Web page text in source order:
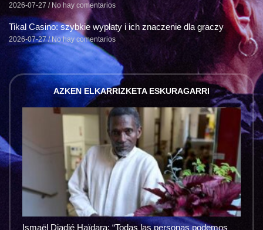
2026-07-27 No hay comentarios
Tikal Casino: szybkie wypłaty i ich znaczenie dla graczy
2026-07-27 No hay comentarios
AZKEN ELKARRIZKETA ESKURAGARRI
Ismaël Diadié Haïdara: “Todas las personas podemos